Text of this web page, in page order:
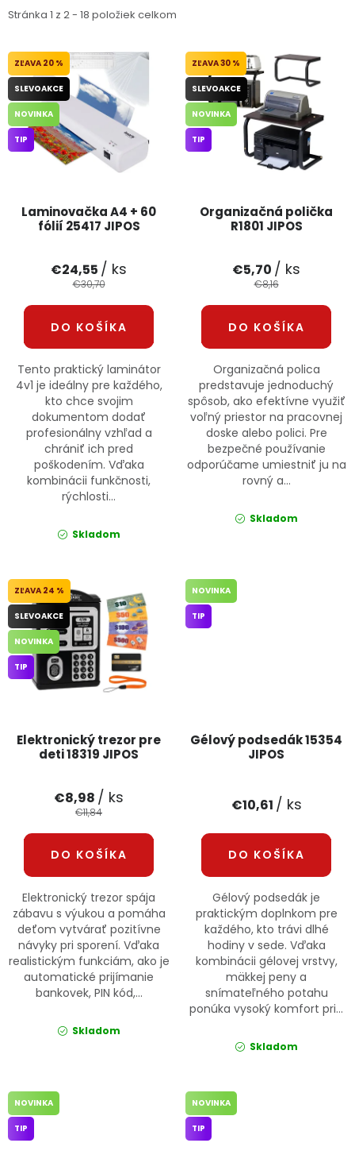
Stránka 1 z 2- 18 položiek celkom
Laminovačka A4 + 60
fólií 25417 JIPOS
20 %
SLEVOAKCE
NOVINKA
TIP
€24,55 / ks
€30,70
DO KOŠÍKA
Tento praktický laminátor
4v1 je ideálny pre každého,
kto chce svojim
dokumentom dodať
profesionálny vzhľad a
chrániť ich pred
poškodením. Vďaka
kombinácii funkčnosti,
rýchlosti...
Skladom
Organizačná polička
R1801 JIPOS
30 %
SLEVOAKCE
NOVINKA
TIP
€5,70 / ks
€8,16
DO KOŠÍKA
Organizačná polica
predstavuje jednoduchý
spôsob, ako efektívne využiť
voľný priestor na pracovnej
doske alebo polici. Pre
bezpečné používanie
odporúčame umiestniť ju na
rovný a...
Skladom
Elektronický trezor pre
deti 18319 JIPOS
24 %
SLEVOAKCE
NOVINKA
TIP
€8,98 / ks
€11,84
DO KOŠÍKA
Elektronický trezor spája
zábavu s výukou a pomáha
deťom vytvárať pozitívne
návyky pri sporení. Vďaka
realistickým funkciám, ako je
automatické prijímanie
bankovek, PIN kód,...
Skladom
Gélový podsedák 15354
JIPOS
NOVINKA
TIP
€10,61 / ks
DO KOŠÍKA
Gélový podsedák je
praktickým doplnkom pre
každého, kto trávi dlhé
hodiny v sede. Vďaka
kombinácii gélovej vrstvy,
mäkkej peny a
snímateľného potahu
ponúka vysoký komfort pri...
Skladom
NOVINKA
TIP
NOVINKA
TIP